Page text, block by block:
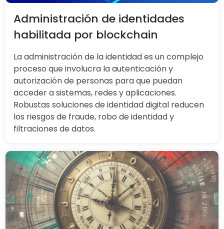
Administración de identidades
habilitada por blockchain
La administración de la identidad es un complejo
proceso que involucra la autenticación y
autorización de personas para que puedan
acceder a sistemas, redes y aplicaciones.
Robustas soluciones de identidad digital reducen
los riesgos de fraude, robo de identidad y
filtraciones de datos.